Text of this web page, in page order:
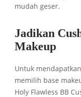
mudah geser.
Jadikan
Makeup
Untuk
memilih base
Holy Flawless BB